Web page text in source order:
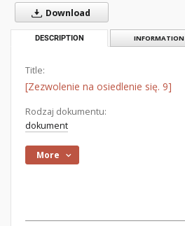
Download
DESCRIPTION INFORMATION
Title:
[Zezwolenie na osiedlenie się. 9]
Rodzaj dokumentu:
dokument
More